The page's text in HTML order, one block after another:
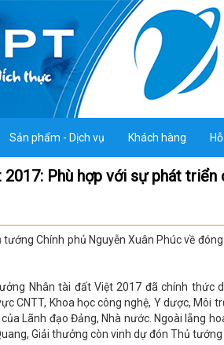
Sản phẩm - Dịch vụ Khách hàng
Phù hợp với sự phát triển
Chính phủ Nguyễn Xuân Phúc về
Nhân tài đất Việt 2017 đã chính thức
CNTT, Khoa học công nghệ, Y dược, Môi
Lãnh đạo Đảng, Nhà nước. Ngoài lẵng
Giải thưởng còn vinh dự đón Thủ